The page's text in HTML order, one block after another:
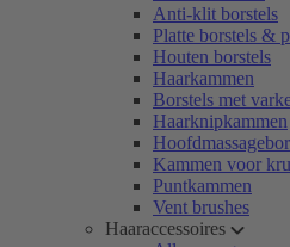
Anti-klit borstels
Platte borstels &
Houten borstels
Haarkammen
Borstels met
Haarknipkammen
Kammen voor
Puntkammen
Vent brushes
Haaraccessoires